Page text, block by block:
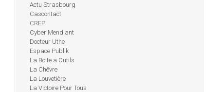
Actu Strasbourg
Cascontact
CREP
Cyber Mendiant
Docteur Uthe
Espace Publik
La Boite a Outils
La Chêvre
La Louvetière
La Victoire Pour Tous